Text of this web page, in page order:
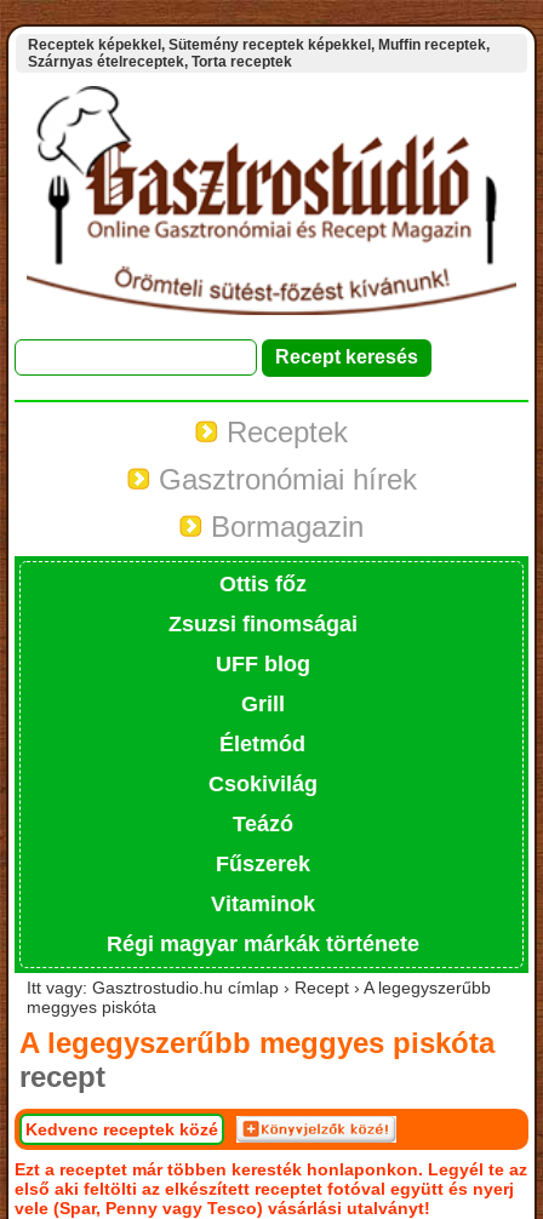
Receptek képekkel, Sütemény receptek képekkel, Muffin receptek,
Szárnyas ételreceptek, Torta receptek
Receptek
Gasztronómiai hírek
Bormagazin
Ottis főz
Zsuzsi finomságai
UFF blog
Grill
Életmód
Csokivilág
Teázó
Fűszerek
Vitaminok
Régi magyar márkák története
Itt vagy: Gasztrostudio.hu címlap › Recept › A legegyszerűbb
meggyes piskóta
A legegyszerűbb meggyes piskóta
recept
Kedvenc receptek közé
Ezt a receptet már többen keresték honlaponkon. Legyél te az
első aki feltölti az elkészített receptet fotóval együtt és nyerj
vele (Spar, Penny vagy Tesco) vásárlási utalványt!